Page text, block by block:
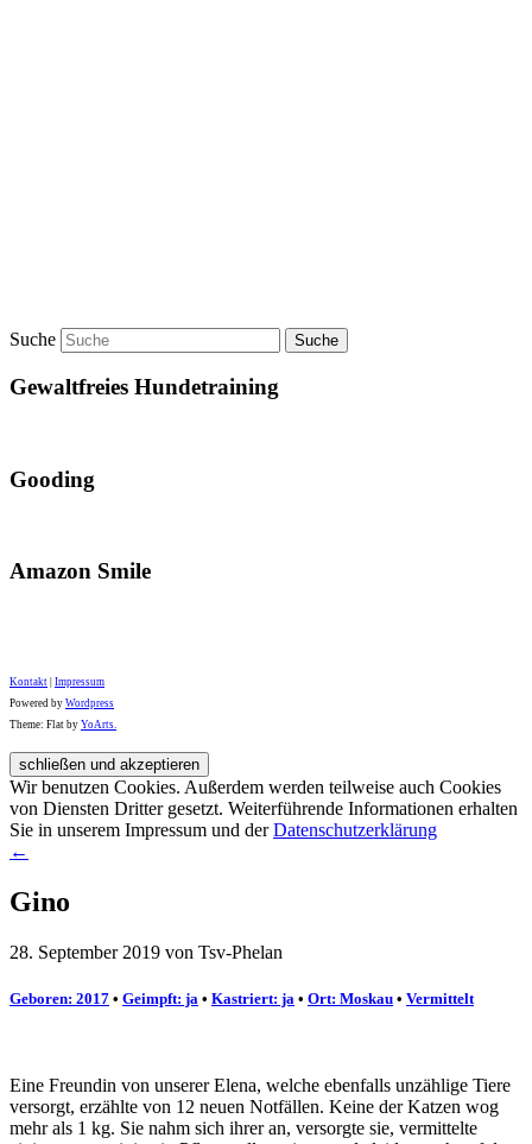
Suche
Gewaltfreies Hundetraining
Gooding
Amazon Smile
Kontakt Impressum
Powered by Wordpress
Theme: Flat by YoArts.
Wir benutzen Cookies. Außerdem werden teilweise auch Cookies
von Diensten Dritter gesetzt. Weiterführende Informationen erhalten
Sie in unserem Impressum und derDatenschutzerklärung
←
Gino
28. September 2019 von Tsv-Phelan
Geboren: 2017 • Geimpft: ja • Kastriert: ja • Ort: Moskau • Vermittelt
Eine Freundin von unserer Elena, welche ebenfalls unzählige Tiere
versorgt, erzählte von 12 neuen Notfällen. Keine der Katzen wog
mehr als 1 kg. Sie nahm sich ihrer an, versorgte sie, vermittelte